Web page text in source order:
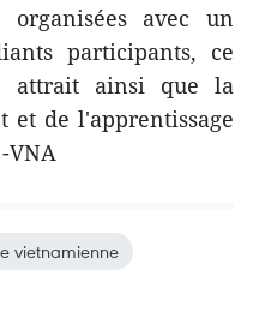
avec un
participants, ce
attrait ainsi que la
et de l'apprentissage
VNA
vietnamienne